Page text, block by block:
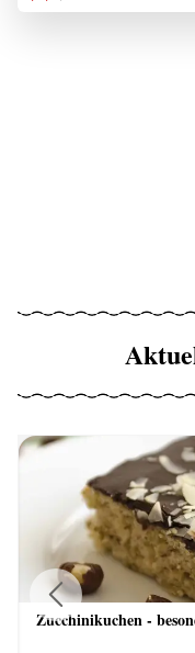
Zucchinikuchen -
Previous